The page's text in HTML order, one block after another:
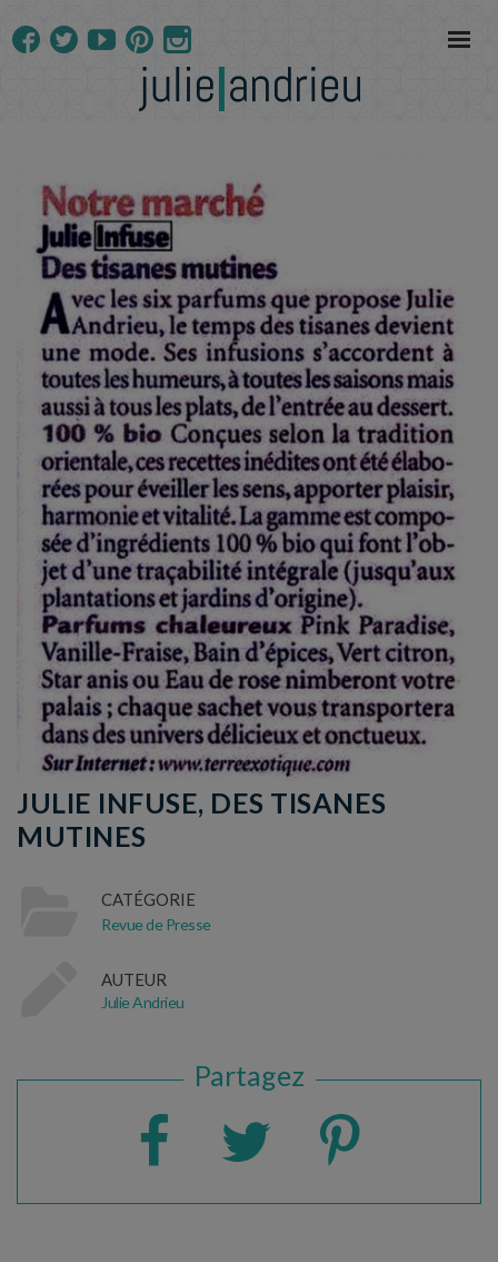
JULIE INFUSE, DES TISANES
MUTINES
CATÉGORIE
Revue de Presse
AUTEUR
Julie Andrieu
Partagez